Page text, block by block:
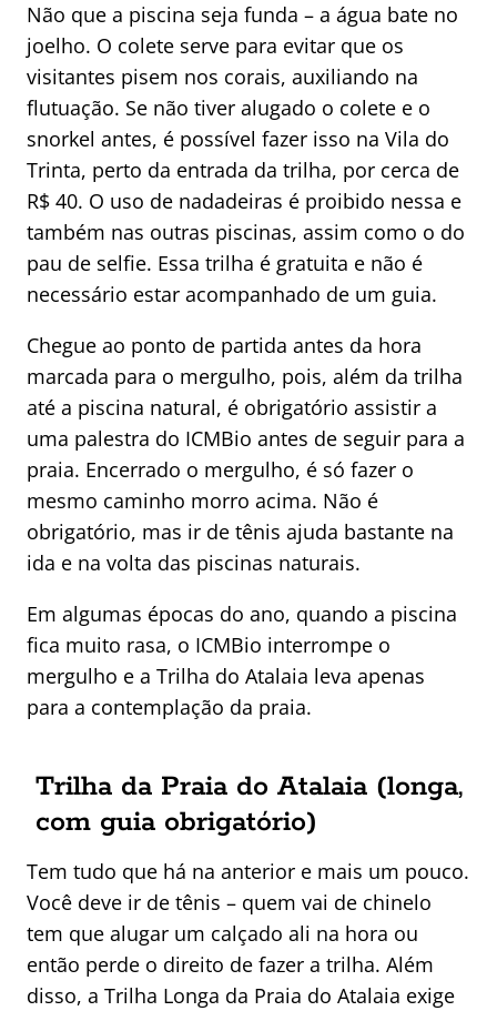
Não que a piscina seja funda – a água bate no
joelho. O colete serve para evitar que os
visitantes pisem nos corais, auxiliando na
flutuação. Se não tiver alugado o colete e o
snorkel antes, é possível fazer isso na Vila do
Trinta, perto da entrada da trilha, por cerca de
R$ 40. O uso de nadadeiras é proibido nessa e
também nas outras piscinas, assim como o do
pau de selfie. Essa trilha é gratuita e não é
necessário estar acompanhado de um guia.
Chegue ao ponto de partida antes da hora
marcada para o mergulho, pois, além da trilha
até a piscina natural, é obrigatório assistir a
uma palestra do ICMBio antes de seguir para a
praia. Encerrado o mergulho, é só fazer o
mesmo caminho morro acima. Não é
obrigatório, mas ir de tênis ajuda bastante na
ida e na volta das piscinas naturais.
Em algumas épocas do ano, quando a piscina
fica muito rasa, o ICMBio interrompe o
mergulho e a Trilha do Atalaia leva apenas
para a contemplação da praia.
Trilha da Praia do Atalaia (longa,
com guia obrigatório)
Tem tudo que há na anterior e mais um pouco.
Você deve ir de tênis – quem vai de chinelo
tem que alugar um calçado ali na hora ou
então perde o direito de fazer a trilha. Além
disso, a Trilha Longa da Praia do Atalaia exige